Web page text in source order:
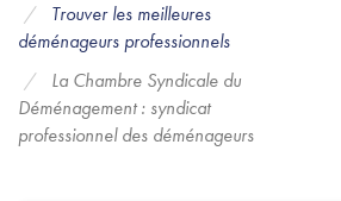
Trouver les meilleures
déménageurs professionnels
La Chambre Syndicale du
Déménagement : syndicat
professionnel des déménageurs